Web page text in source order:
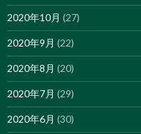
2020年10月 (27)
2020年9月 (22)
2020年8月 (20)
2020年7月 (29)
2020年6月 (30)